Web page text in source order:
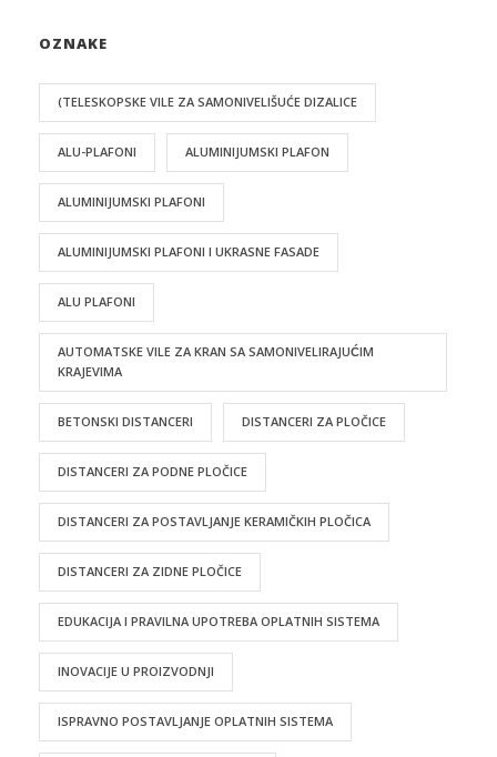
OZNAKE
(TELESKOPSKE VILE ZA SAMONIVELIŠUĆE DIZALICE
ALU-PLAFONI ALUMINIJUMSKI PLAFON
ALUMINIJUMSKI PLAFONI
ALUMINIJUMSKI PLAFONI I UKRASNE FASADE
ALU PLAFONI
AUTOMATSKE VILE ZA KRAN SA SAMONIVELIRAJUĆIM
KRAJEVIMA
BETONSKI DISTANCERI DISTANCERI ZA PLOČICE
DISTANCERI ZA PODNE PLOČICE
DISTANCERI ZA POSTAVLJANJE KERAMIČKIH PLOČICA
DISTANCERI ZA ZIDNE PLOČICE
EDUKACIJA I PRAVILNA UPOTREBA OPLATNIH SISTEMA
INOVACIJE U PROIZVODNJI
ISPRAVNO POSTAVLJANJE OPLATNIH SISTEMA